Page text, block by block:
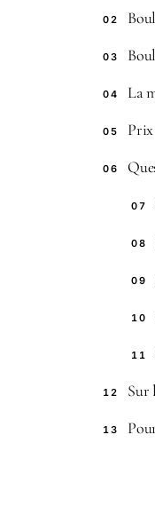
02
03
04 La
05
06
07
08
09
10
11
12 Sur
13